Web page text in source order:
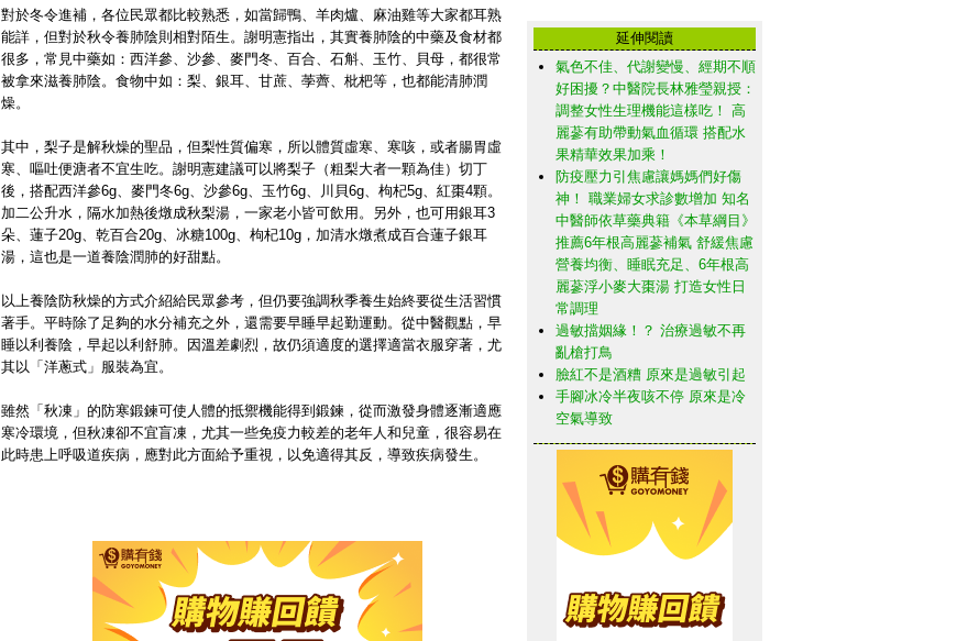
對於冬令進補，各位民眾都比較熟悉，如當歸鴨、羊肉爐、麻油雞等大家都耳熟
能詳，但對於秋令養肺陰則相對陌生。謝明憲指出，其實養肺陰的中藥及食材都
很多，常見中藥如：西洋參、沙參、麥門冬、百合、石斛、玉竹、貝母，都很常
被拿來滋養肺陰。食物中如：梨、銀耳、甘蔗、荸薺、枇杷等，也都能清肺潤
燥。
其中，梨子是解秋燥的聖品，但梨性質偏寒，所以體質虛寒、寒咳，或者腸胃虛
寒、嘔吐便溏者不宜生吃。謝明憲建議可以將梨子（粗梨大者一顆為佳）切丁
後，搭配西洋參6g、麥門冬6g、沙參6g、玉竹6g、川貝6g、枸杞5g、紅棗4顆。
加二公升水，隔水加熱後燉成秋梨湯，一家老小皆可飲用。另外，也可用銀耳3
朵、蓮子20g、乾百合20g、冰糖100g、枸杞10g，加清水燉煮成百合蓮子銀耳
湯，這也是一道養陰潤肺的好甜點。
以上養陰防秋燥的方式介紹給民眾參考，但仍要強調秋季養生始終要從生活習慣
著手。平時除了足夠的水分補充之外，還需要早睡早起勤運動。從中醫觀點，早
睡以利養陰，早起以利舒肺。因溫差劇烈，故仍須適度的選擇適當衣服穿著，尤
其以「洋蔥式」服裝為宜。
雖然「秋凍」的防寒鍛鍊可使人體的抵禦機能得到鍛鍊，從而激發身體逐漸適應
寒冷環境，但秋凍卻不宜盲凍，尤其一些免疫力較差的老年人和兒童，很容易在
此時患上呼吸道疾病，應對此方面給予重視，以免適得其反，導致疾病發生。
延伸閱讀
氣色不佳、代謝變慢、經期不順
好困擾？中醫院長林雅瑩親授：
調整女性生理機能這樣吃！ 高
麗蔘有助帶動氣血循環 搭配水
果精華效果加乘！
防疫壓力引焦慮讓媽媽們好傷
神！ 職業婦女求診數增加 知名
中醫師依草藥典籍《本草綱目》
推薦6年根高麗蔘補氣 舒緩焦慮
營養均衡、睡眠充足、6年根高
麗蔘浮小麥大棗湯 打造女性日
常調理
過敏擋姻緣！？ 治療過敏不再
亂槍打鳥
臉紅不是酒糟 原來是過敏引起
手腳冰冷半夜咳不停 原來是冷
空氣導致